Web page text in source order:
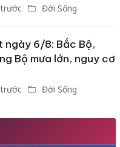
Đời Sống
ngày 6/8: Bắc Bộ,
Bộ mưa lớn, nguy cơ
Đời Sống